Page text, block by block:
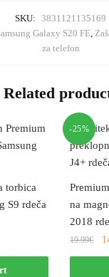
SKU: 3831121135169
Galaxy S20 FE,
za telefon
Related
torbica
S9 rdeča
-25%
na
2018
19.99€